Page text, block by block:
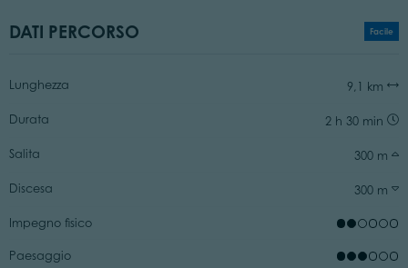
DATI PERCORSO Facile
Lunghezza 9,1 km
Durata 2 h 30 min
Salita 300 m
Discesa 300 m
Impegno fisico
Paesaggio